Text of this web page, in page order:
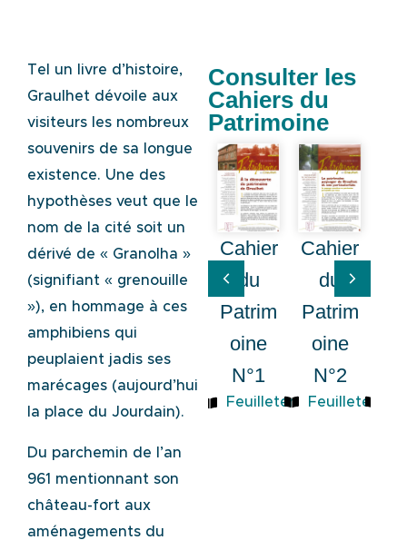
Tel un livre d’histoire,
Graulhet dévoile aux
visiteurs les nombreux
souvenirs de sa longue
existence. Une des
hypothèses veut que le
nom de la cité soit un
dérivé de « Granolha »
(signifiant « grenouille
»), en hommage à ces
amphibiens qui
peuplaient jadis ses
marécages (aujourd’hui
la place du Jourdain).
Du parchemin de l’an
961 mentionnant son
château-fort aux
aménagements du
Consulter les
Cahiers du
Patrimoine
Cahier
du
Patrim
oine
N°1
Feuilleter
Cahier
du
Patrim
oine
N°2
Feuilleter